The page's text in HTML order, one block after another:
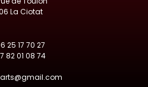
La Ciotat
25 17 70 27
82 01 08 74